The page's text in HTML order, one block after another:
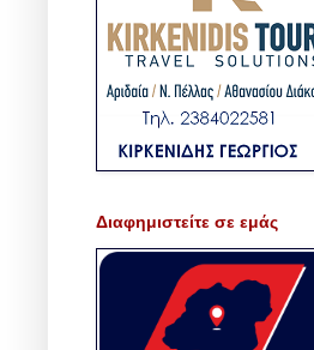
Διαφημιστείτε σε εμάς